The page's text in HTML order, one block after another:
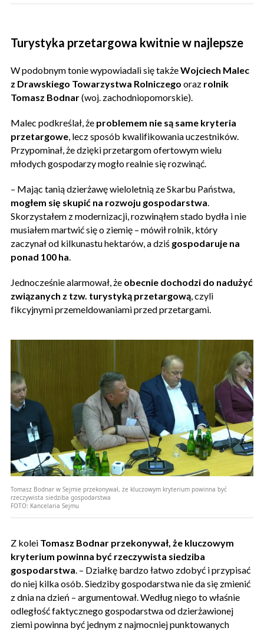
Turystyka przetargowa kwitnie w najlepsze
W podobnym tonie wypowiadali się takżeWojciech Malec
z Drawskiego Towarzystwa Rolniczego oraz rolnik
Tomasz Bodnar(woj. zachodniopomorskie).
Malec podkreślał, że problemem nie są same kryteria
przetargowe, lecz sposób kwalifikowania uczestników.
Przypominał, że dzięki przetargom ofertowym wielu
młodych gospodarzy mogło realnie się rozwinąć.
– Mając tanią dzierżawę wieloletnią ze Skarbu Państwa,
mogłem się skupić na rozwoju gospodarstwa.
Skorzystałem z modernizacji, rozwinąłem stado bydła i nie
musiałem martwić się o ziemię – mówił rolnik, który
zaczynał od kilkunastu hektarów, a dziś gospodaruje na
ponad 100 ha.
Jednocześnie alarmował, że obecnie dochodzi do nadużyć
związanych z tzw. turystyką przetargową, czyli
fikcyjnymi przemeldowaniami przed przetargami.
Tomasz Bodnar w Sejmie przekonywał, że kluczowym kryterium powinna być
rzeczywista siedziba gospodarstwa
FOTO: Kancelaria Sejmu
Z kolei Tomasz Bodnar przekonywał, że kluczowym
kryterium powinna być rzeczywista siedziba
gospodarstwa . – Działkę bardzo łatwo zdobyć i przypisać
do niej kilka osób. Siedziby gospodarstwa nie da się zmienić
z dnia na dzień – argumentował. Według niego to właśnie
odległość faktycznego gospodarstwa od dzierżawionej
ziemi powinna być jednym z najmocniej punktowanych